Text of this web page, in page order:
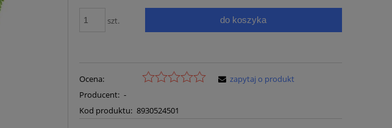
szt. do koszyka
Ocena:
Producent: -
Kod produktu: 8930524501
zapytaj o produkt